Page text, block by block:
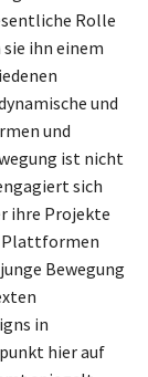
Rolle
sie ihn einem
und
und
ist nicht
sich
ihre Projekte
Plattformen
Bewegung
in
hier auf